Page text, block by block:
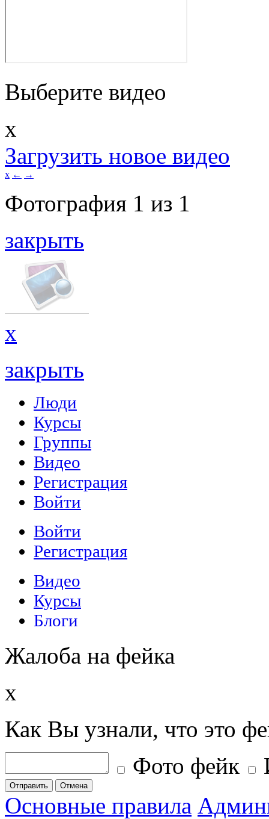
Выберите видео
x
Загрузить новое видео
x ← →
Фотография 1 из 1
закрыть
x
закрыть
Жалоба на фейка
x
Как Вы узнали, что это
Фото фейк
Отправить Отмена
Основные правила